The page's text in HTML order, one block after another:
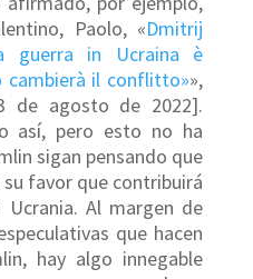
Paolo, «Dmitrij
guerra in Ucraina è
il conflitto»»,
de agosto de 2022].
así, pero esto no ha
sigan pensando que
favor que contribuirá
Al margen de
que hacen
hay algo innegable